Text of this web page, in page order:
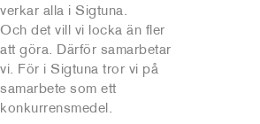
verkar alla i Sigtuna.
Och det vill vi locka än fler
att göra. Därför samarbetar
vi. För i Sigtuna tror vi på
samarbete som ett
konkurrensmedel.